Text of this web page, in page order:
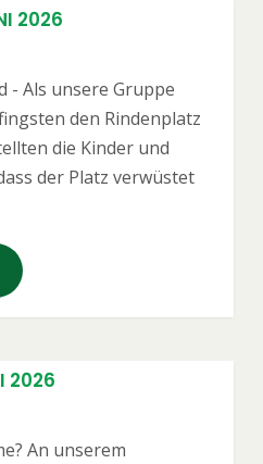
2026
- Als unsere Gruppe
den Rindenplatz
die Kinder und
der Platz verwüstet
2026
An unserem